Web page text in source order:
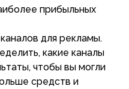
прибыльных
для рекламы.
какие каналы
чтобы вы могли
средств и